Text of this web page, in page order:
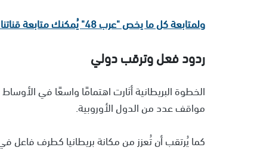
ولمتابعة كل ما يخص "عرب 48" يُمكنك متابعة قناتنا الإخبارية على تلجرام
ردود فعل وترقب دولي
الخطوة البريطانية أثارت اهتمامًا واسعًا في
مواقف عدد من الدول الأوروبية.
كما يُرتقب أن تُعزز من مكانة بريطانيا كطرف